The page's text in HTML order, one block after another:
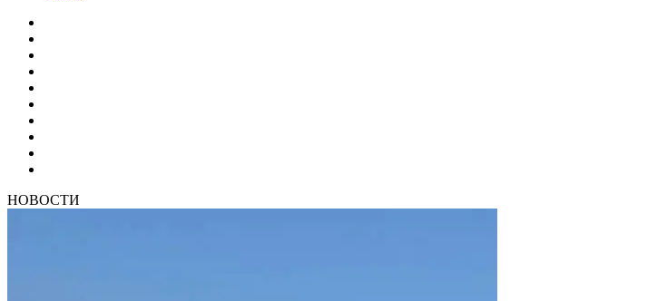
НОВОСТИ